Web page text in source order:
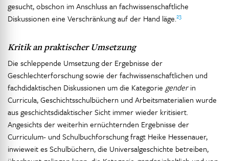
gesucht, obschon im Anschluss an fachwissenschaftliche
Diskussionen eine Verschränkung auf der Hand läge.23
Kritik an praktischer Umsetzung
Die schleppende Umsetzung der Ergebnisse der
Geschlechterforschung sowie der fachwissenschaftlichen und
fachdidaktischen Diskussionen um die Kategorie genderin
Curricula, Geschichtsschulbüchern und Arbeitsmaterialien wurde
aus geschichtsdidaktischer Sicht immer wieder kritisiert.
Angesichts der weiterhin ernüchternden Ergebnisse der
Curriculum- und Schulbuchforschung fragt Heike Hessenauer,
inwieweit es Schulbüchern, die Universalgeschichte betreiben,